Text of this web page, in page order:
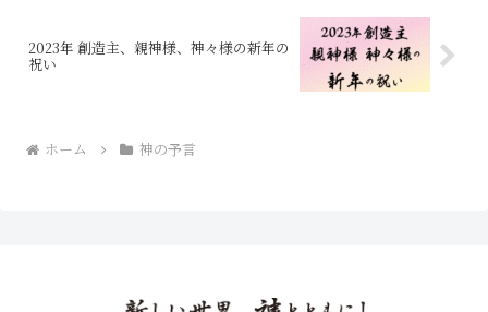
2023年 創造主、親神様、神々様の新年の
祝い
ホーム 神の予言